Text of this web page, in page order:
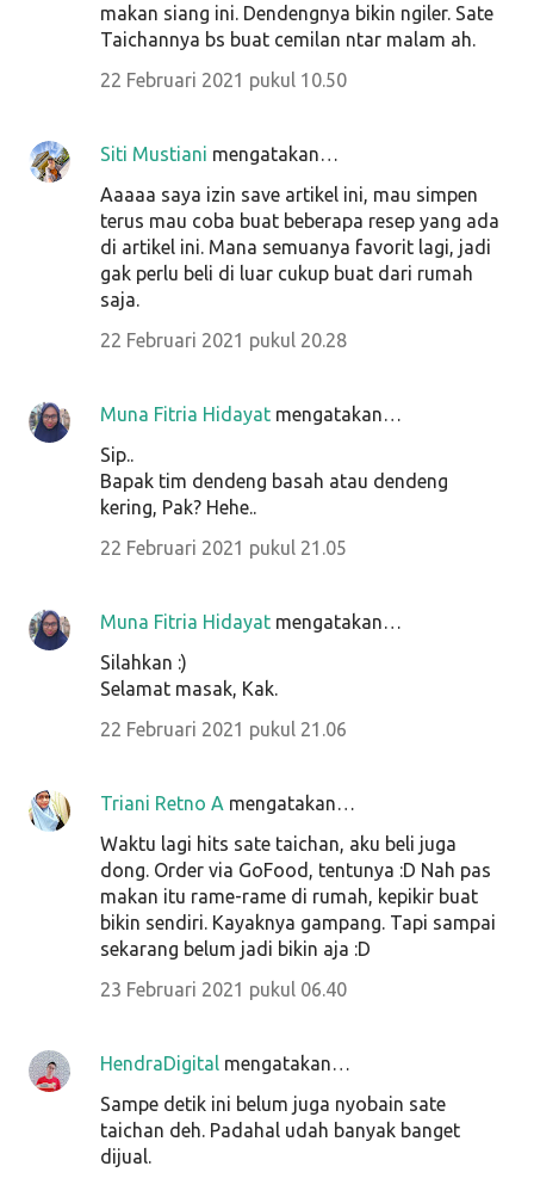
makan siang ini. Dendengnya bikin ngiler. Sate
Taichannya bs buat cemilan ntar malam ah.
22 Februari 2021 pukul 10.50
Siti Mustiani mengatakan…
Aaaaa saya izin save artikel ini, mau simpen
terus mau coba buat beberapa resep yang ada
di artikel ini. Mana semuanya favorit lagi, jadi
gak perlu beli di luar cukup buat dari rumah
saja.
22 Februari 2021 pukul 20.28
Muna Fitria Hidayat mengatakan…
Sip..
Bapak tim dendeng basah atau dendeng
kering, Pak? Hehe..
22 Februari 2021 pukul 21.05
Muna Fitria Hidayat mengatakan…
Silahkan :)
Selamat masak, Kak.
22 Februari 2021 pukul 21.06
Triani Retno A mengatakan…
Waktu lagi hits sate taichan, aku beli juga
dong. Order via GoFood, tentunya :D Nah pas
makan itu rame-rame di rumah, kepikir buat
bikin sendiri. Kayaknya gampang. Tapi sampai
sekarang belum jadi bikin aja :D
23 Februari 2021 pukul 06.40
HendraDigital mengatakan…
Sampe detik ini belum juga nyobain sate
taichan deh. Padahal udah banyak banget
dijual.